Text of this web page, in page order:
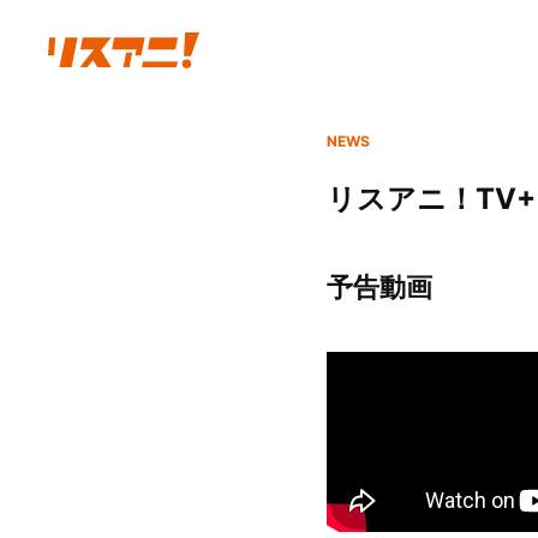
NEWS
リスアニ！
予告動画